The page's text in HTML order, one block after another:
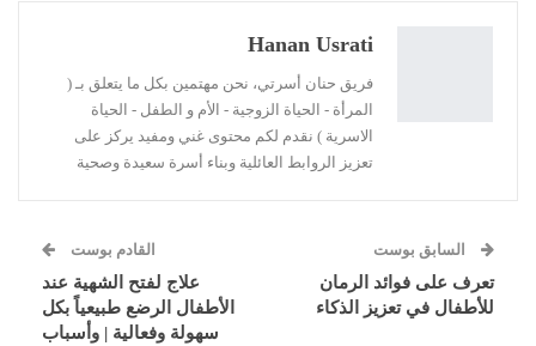
Linkedin
Hanan Usrati
فريق حنان أسرتي، نحن مهتمين بكل ما يتعلق بـ (
المرأة - الحياة الزوجية - الأم و الطفل - الحياة
الاسرية ) نقدم لكم محتوى غني ومفيد يركز على
تعزيز الروابط العائلية وبناء أسرة سعيدة وصحية
السابق بوست
تعرف على فوائد الرمان
للأطفال في تعزيز الذكاء
القادم بوست
علاج لفتح الشهية عند
الأطفال الرضع طبيعياً بكل
سهولة وفعالية | وأسباب